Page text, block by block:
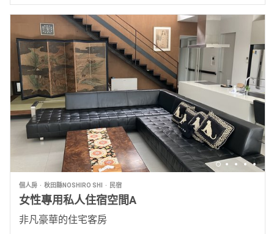
個人房 秋田縣NOSHIRO SHI 民宿
女性專用私人住宿空間A
非凡豪華的住宅客房